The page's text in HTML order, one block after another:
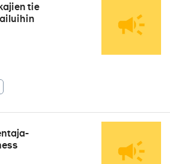
tie